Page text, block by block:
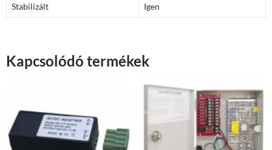
Stabilizált Igen
Kapcsolódó termékek